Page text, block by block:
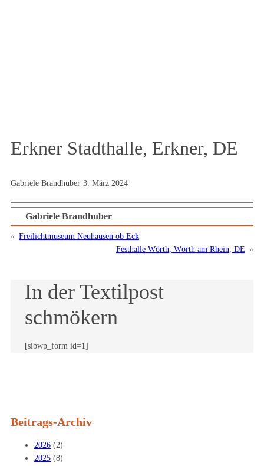
Erkner Stadthalle, Erkner, DE
Gabriele Brandhuber·3. März 2024·
Gabriele Brandhuber
« Freilichtmuseum Neuhausen ob Eck
Festhalle Wörth, Wörth am Rhein, DE »
In der Textilpost
schmökern
[sibwp_form id=1]
Beitrags-Archiv
2026 (2)
2025 (8)